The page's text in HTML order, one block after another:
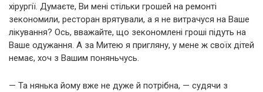
хірургії. Думаєте, Ви мені стільки грошей на ремонті
зекономили, ресторан врятували, а я не витрачуся на Ваше
лікування? Ось, вважайте, що зекономлені гроші підуть на
Ваше одужання. А за Митею я пригляну, у мене ж своїх дітей
немає, хоч з Вашим поняньчусь.
— Та нянька йому вже не дуже й потрібна, — судячи з